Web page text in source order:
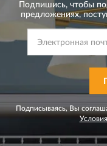
Подпишись, чтобы
предложениях,
Подписываясь, Вы